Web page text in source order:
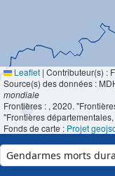
Leaflet | Contributeur(s) :
Source(s) des données :
mondiale
Frontières : , 2020.
"Frontières
Fonds de carte : Projet